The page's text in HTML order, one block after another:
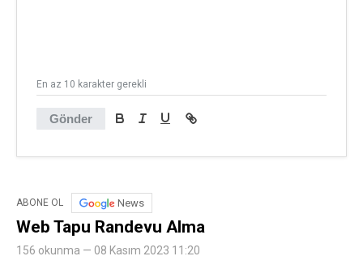
Gönder
En az 10 karakter gerekli
ABONE OL News
Web Tapu Randevu Alma
156 okunma — 08 Kasım 2023 11:20